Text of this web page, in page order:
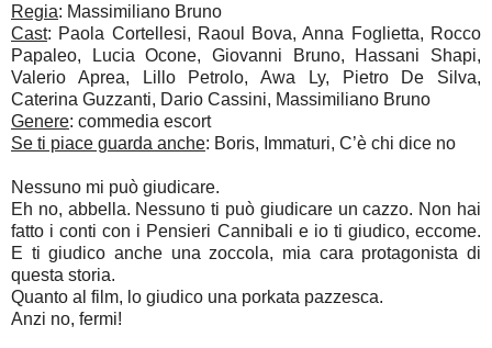
Regia: Massimiliano Bruno
Cast: Paola Cortellesi, Raoul Bova, Anna Foglietta, Rocco
Papaleo, Lucia Ocone, Giovanni Bruno, Hassani Shapi,
Valerio Aprea, Lillo Petrolo, Awa Ly, Pietro De Silva,
Caterina Guzzanti, Dario Cassini, Massimiliano Bruno
Genere: commedia escort
Se ti piace guarda anche: Boris, Immaturi, C’è chi dice no
Nessuno mi può giudicare.
Eh no, abbella. Nessuno ti può giudicare un cazzo. Non hai
fatto i conti con i Pensieri Cannibali e io ti giudico, eccome.
E ti giudico anche una zoccola, mia cara protagonista di
questa storia.
Quanto al film, lo giudico una porkata pazzesca.
Anzi no, fermi!